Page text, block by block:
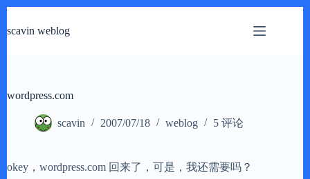
过
scavin weblog
wordpress.com
scavin 2007/07/18 weblog 5 评论
okey，wordpress.com 回来了，可是，我还需要吗？